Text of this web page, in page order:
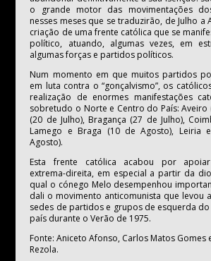
o grande motor das movimentações
nesses meses que se traduzirão, de Julho a
criação de uma frente católica que se
político, atuando, algumas vezes, em
algumas forças e partidos políticos.
Num momento em que muitos partidos
em luta contra o “gonçalvismo”, os
realização de enormes manifestações
sobretudo o Norte e Centro do País: Aveiro
(20 de Julho), Bragança (27 de Julho),
Lamego e Braga (10 de Agosto), Leiria
Agosto).
Esta frente católica acabou por
extrema-direita, em especial a partir da
qual o cónego Melo desempenhou
dali o movimento anticomunista que levou
sedes de partidos e grupos de esquerda
país durante o Verão de 1975.
Fonte: Aniceto Afonso, Carlos Matos Gomes
Rezola.